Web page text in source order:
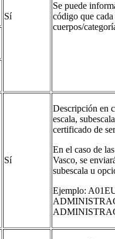
Sí
Se puede
código que
cuerpos/
Sí
Descripción en
escala,
certificado de
En el caso de
Vasco, se
subescala u
Ejemplo: